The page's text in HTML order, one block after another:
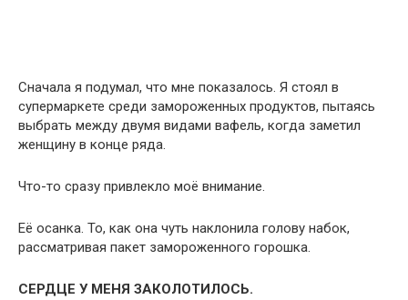
Сначала я подумал, что мне показалось. Я стоял в
супермаркете среди замороженных продуктов, пытаясь
выбрать между двумя видами вафель, когда заметил
женщину в конце ряда.
Что-то сразу привлекло моё внимание.
Её осанка. То, как она чуть наклонила голову набок,
рассматривая пакет замороженного горошка.
СЕРДЦЕ У МЕНЯ ЗАКОЛОТИЛОСЬ.